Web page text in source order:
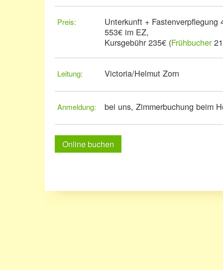
Preis:
Unterkunft + Fastenverpflegung
553€ im EZ,
Kursgebühr 235€ (Frühbucher
Leitung: Victoria/Helmut Zorn
Anmeldung: bei uns, Zimmerbuchung beim
Online buchen